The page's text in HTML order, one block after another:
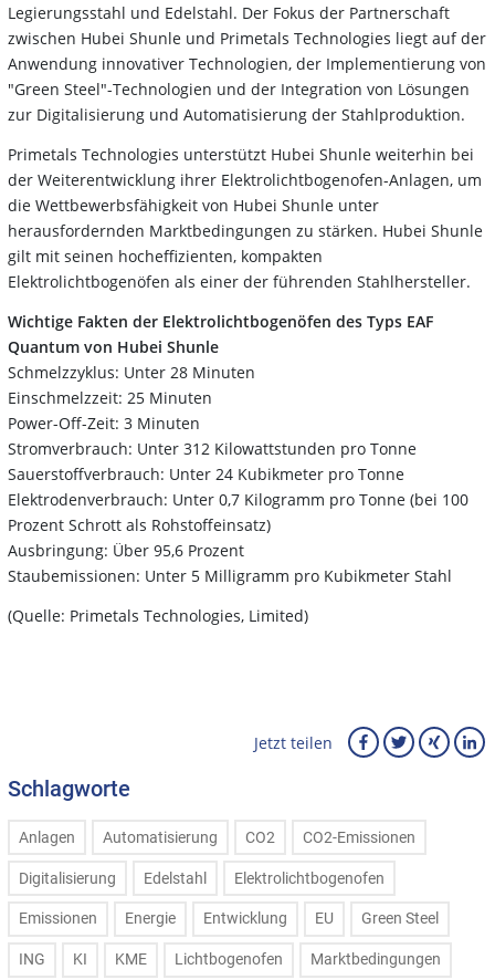
Legierungsstahl und Edelstahl. Der Fokus der Partnerschaft
zwischen Hubei Shunle und Primetals Technologies liegt auf der
Anwendung innovativer Technologien, der Implementierung von
"Green Steel"-Technologien und der Integration von Lösungen
zur Digitalisierung und Automatisierung der Stahlproduktion.
Primetals Technologies unterstützt Hubei Shunle weiterhin bei
der Weiterentwicklung ihrer Elektrolichtbogenofen-Anlagen, um
die Wettbewerbsfähigkeit von Hubei Shunle unter
herausfordernden Marktbedingungen zu stärken. Hubei Shunle
gilt mit seinen hocheffizienten, kompakten
Elektrolichtbogenöfen als einer der führenden Stahlhersteller.
Wichtige Fakten der Elektrolichtbogenöfen des Typs EAF
Quantum von Hubei Shunle
Schmelzzyklus: Unter 28 Minuten
Einschmelzzeit: 25 Minuten
Power-Off-Zeit: 3 Minuten
Stromverbrauch: Unter 312 Kilowattstunden pro Tonne
Sauerstoffverbrauch: Unter 24 Kubikmeter pro Tonne
Elektrodenverbrauch: Unter 0,7 Kilogramm pro Tonne (bei 100
Prozent Schrott als Rohstoffeinsatz)
Ausbringung: Über 95,6 Prozent
Staubemissionen: Unter 5 Milligramm pro Kubikmeter Stahl
(Quelle: Primetals Technologies, Limited)
Jetzt teilen
Schlagworte
Anlagen Automatisierung CO2 CO2-Emissionen
Digitalisierung Edelstahl Elektrolichtbogenofen
Emissionen Energie Entwicklung EU Green Steel
ING KI KME Lichtbogenofen Marktbedingungen